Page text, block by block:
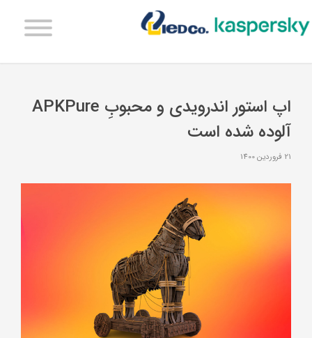
اپ استور اندرویدی و محبوبِ APKPure
آلوده شده است
21 فروردین 1400